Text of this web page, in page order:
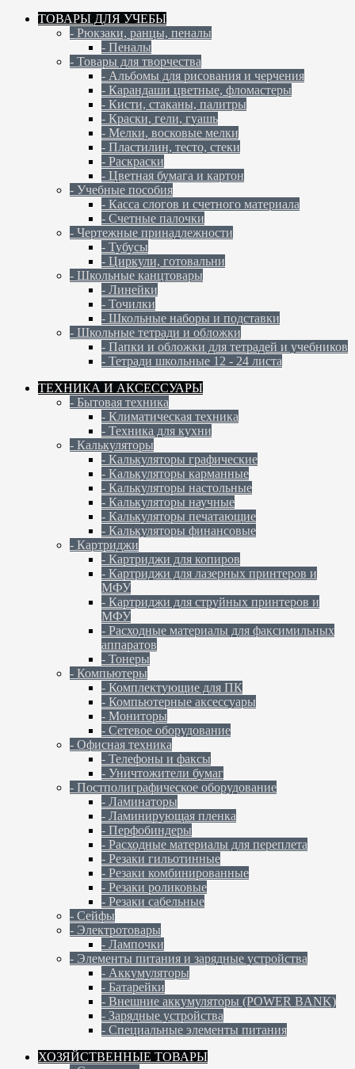
ТОВАРЫ ДЛЯ УЧЕБЫ
- Рюкзаки, ранцы, пеналы
- Пеналы
- Товары для творчества
- Альбомы для рисования и черчения
- Карандаши цветные, фломастеры
- Кисти, стаканы, палитры
- Краски, гели, гуашь
- Мелки, восковые мелки
- Пластилин, тесто, стеки
- Раскраски
- Цветная бумага и картон
- Учебные пособия
- Касса слогов и счетного материала
- Счетные палочки
- Чертежные принадлежности
- Тубусы
- Циркули, готовальни
- Школьные канцтовары
- Линейки
- Точилки
- Школьные наборы и подставки
- Школьные тетради и обложки
- Папки и обложки для тетрадей и учебников
- Тетради школьные 12 - 24 листа
ТЕХНИКА И АКСЕССУАРЫ
- Бытовая техника
- Климатическая техника
- Техника для кухни
- Калькуляторы
- Калькуляторы графические
- Калькуляторы карманные
- Калькуляторы настольные
- Калькуляторы научные
- Калькуляторы печатающие
- Калькуляторы финансовые
- Картриджи
- Картриджи для копиров
- Картриджи для лазерных принтеров и
МФУ
- Картриджи для струйных принтеров и
МФУ
- Расходные материалы для факсимильных
аппаратов
- Тонеры
- Компьютеры
- Комплектующие для ПК
- Компьютерные аксессуары
- Мониторы
- Сетевое оборудование
- Офисная техника
- Телефоны и факсы
- Уничтожители бумаг
- Постполиграфическое оборудование
- Ламинаторы
- Ламинирующая пленка
- Перфобиндеры
- Расходные материалы для переплета
- Резаки гильотинные
- Резаки комбинированные
- Резаки роликовые
- Резаки сабельные
- Сейфы
- Электротовары
- Лампочки
- Элементы питания и зарядные устройства
- Аккумуляторы
- Батарейки
- Внешние аккумуляторы (POWER BANK)
- Зарядные устройства
- Специальные элементы питания
ХОЗЯЙСТВЕННЫЕ ТОВАРЫ